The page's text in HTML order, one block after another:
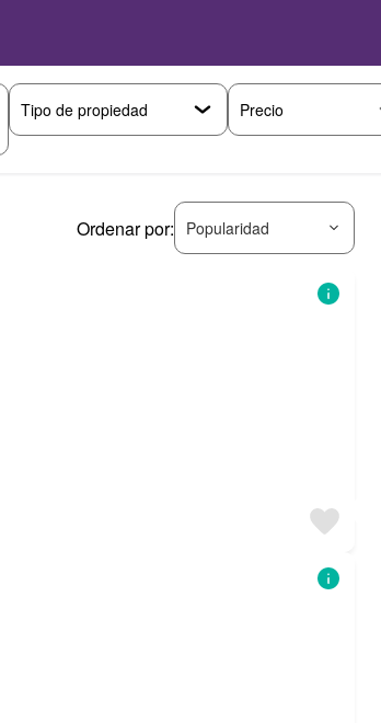
Precio
Ordenar por: Popularidad